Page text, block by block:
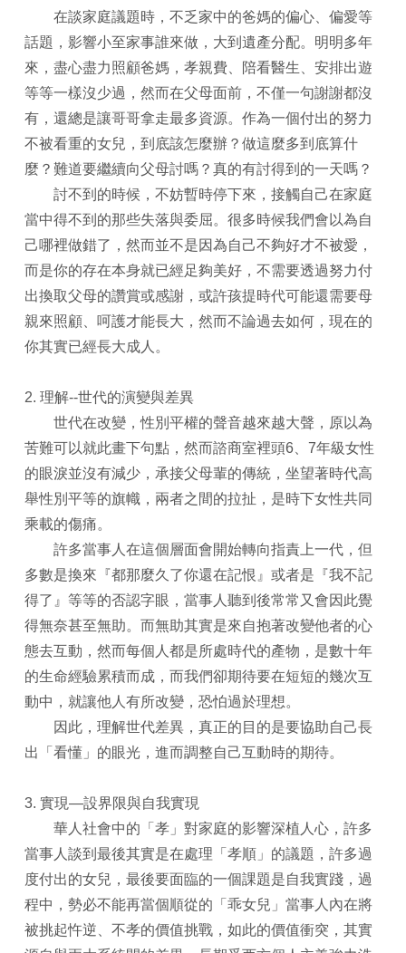
在談家庭議題時，不乏家中的爸媽的偏心、偏愛等
話題，影響小至家事誰來做，大到遺產分配。明明多年
來，盡心盡力照顧爸媽，孝親費、陪看醫生、安排出遊
等等一樣沒少過，然而在父母面前，不僅一句謝謝都沒
有，還總是讓哥哥拿走最多資源。作為一個付出的努力
不被看重的女兒，到底該怎麼辦？做這麼多到底算什
麼？難道要繼續向父母討嗎？真的有討得到的一天嗎？
討不到的時候，不妨暫時停下來，接觸自己在家庭
當中得不到的那些失落與委屈。很多時候我們會以為自
己哪裡做錯了，然而並不是因為自己不夠好才不被愛，
而是你的存在本身就已經足夠美好，不需要透過努力付
出換取父母的讚賞或感謝，或許孩提時代可能還需要母
親來照顧、呵護才能長大，然而不論過去如何，現在的
你其實已經長大成人。
2. 理解--世代的演變與差異
世代在改變，性別平權的聲音越來越大聲，原以為
苦難可以就此畫下句點，然而諮商室裡頭6、7年級女性
的眼淚並沒有減少，承接父母輩的傳統，坐望著時代高
舉性別平等的旗幟，兩者之間的拉扯，是時下女性共同
乘載的傷痛。
許多當事人在這個層面會開始轉向指責上一代，但
多數是換來『都那麼久了你還在記恨』或者是『我不記
得了』等等的否認字眼，當事人聽到後常常又會因此覺
得無奈甚至無助。而無助其實是來自抱著改變他者的心
態去互動，然而每個人都是所處時代的產物，是數十年
的生命經驗累積而成，而我們卻期待要在短短的幾次互
動中，就讓他人有所改變，恐怕過於理想。
因此，理解世代差異，真正的目的是要協助自己長
出「看懂」的眼光，進而調整自己互動時的期待。
3. 實現—設界限與自我實現
華人社會中的「孝」對家庭的影響深植人心，許多
當事人談到最後其實是在處理「孝順」的議題，許多過
度付出的女兒，最後要面臨的一個課題是自我實踐，過
程中，勢必不能再當個順從的「乖女兒」當事人內在將
被挑起忤逆、不孝的價值挑戰，如此的價值衝突，其實